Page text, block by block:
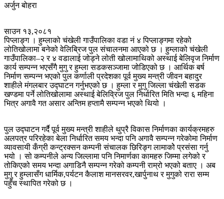
अर्जुन बोहरा
साउन १३,२०८१
पिप्लाङ्ग । हुम्लाको चंखेली गाउँपालिका वडा नं ४ पिप्लाङ्गमा रहेको
लोतिखोलामा बनेको वेलिब्रिज पुल संचालनमा आएको छ । हुम्लाको चंखेली
गाउँपालिका–२ र ४ वडालाई जोड्ने लोती खोलामाथिको अस्थाई बेलिवृज निर्माण
कार्य सम्पन्न भएसँगै मुगु र हुम्ला सडकसञ्जामा जोडिएको छ । आर्थिक बर्ष
निर्माण सम्पन्न भएको पुल कर्णाली प्रदेशका पूर्व मुख्य मन्त्री जीवन बहादुर
शाहीले मंगलबार उद्घाटन गर्नुभएको छ । हुम्ला र मुगु जिल्ला चंखेली सडक
खण्डमा पर्ने लोतिखोलामा अस्थाई बेलिव्रिज पुल निर्धारित मिति भन्दा ६ महिना
भित्र अगावै गत असार अन्तिम हप्तामै सम्पन्न भएको थियो ।
पुल उद्घाटन गर्दै पूर्व मुख्य मन्त्री शाहीले थुप्रै विकास निर्माणका कार्यक्रमहरु
अलपत्र परिरहेका बेला निर्धारित समय भन्दा पनि अगावै सम्पन्न गरेकोमा निर्माण
व्यावसायी कँग्री कन्ट्रक्सन कम्पनी संचालक छिरिङ्ग लामाकोे प्रसंसा गर्नु
भयो । सो कम्पनीले अन्य जिल्लामा पनि निमार्णका कामहरु जिम्मा लगेको र
तोकिएको समय भन्दा अगाडिनै सम्पन्न गरेको कम्पनी राम्रो भएको बताए । अब
मुगु र हुम्लासँग धार्मिक,पर्यटन कैलाश मानसरवर,खार्पुनाथ र मुगुको रारा सम्म
पहुँच स्थापित गरेको छ ।